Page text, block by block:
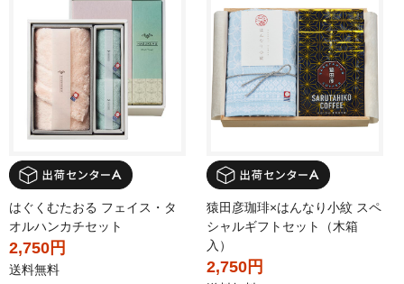
はぐくむたおる フェイス・タ
オルハンカチセット
2,750円
送料無料
猿田彦珈琲×はんなり小紋 スペ
シャルギフトセット（木箱
入）
2,750円